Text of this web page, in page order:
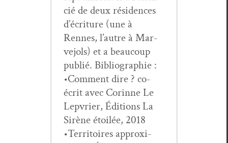
cié de deux rési­dences
d’écri­t­ure (une à
Rennes, l’autre à Mar­
ve­jols) et a beau­coup
pub­lié. Bib­li­ogra­phie :
•Com­ment dire ? co-
écrit avec Corinne Le
Lep­vri­er, Édi­tions La
Sirène étoilée, 2018
•Ter­ri­toires approx­i­